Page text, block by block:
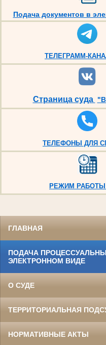
Подача документов в
ТЕЛЕГРАММ-
Страница суда
ТЕЛЕФОНЫ ДЛЯ
РЕЖИМ РАБОТЫ
ГЛАВНАЯ
ПОДАЧА
ЭЛЕКТРОННОМ ВИДЕ
О СУДЕ
ТЕРРИТОРИАЛЬНАЯ
НОРМАТИВНЫЕ АКТЫ